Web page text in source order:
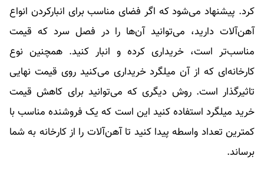
کرد. پیشنهاد می‌شود که اگر فضای مناسب برای انبار‌کردن انواع
آهن‌آلات دارید، می‌توانید آن‌ها را در فصل سرد که قیمت
مناسب‌تر است، خریداری کرده و انبار کنید. همچنین نوع
کارخانه‌ای که از آن میلگرد خریداری می‌کنید روی قیمت نهایی
تاثیرگذار است. روش دیگری که می‌توانید برای کاهش قیمت
خرید میلگرد استفاده کنید این است که یک فروشنده مناسب با
کمترین تعداد واسطه پیدا کنید تا آهن‌آلات را از کارخانه به شما
برساند.